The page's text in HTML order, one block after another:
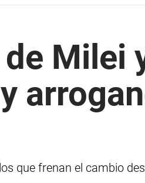
Milei
que frenan el cambio